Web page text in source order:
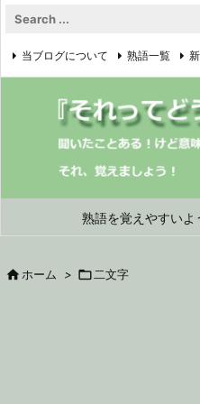
熟語を覚えやすいよ
当ブログについて 熟語一覧
プライバシーポリシー 
 ホーム >  二文字